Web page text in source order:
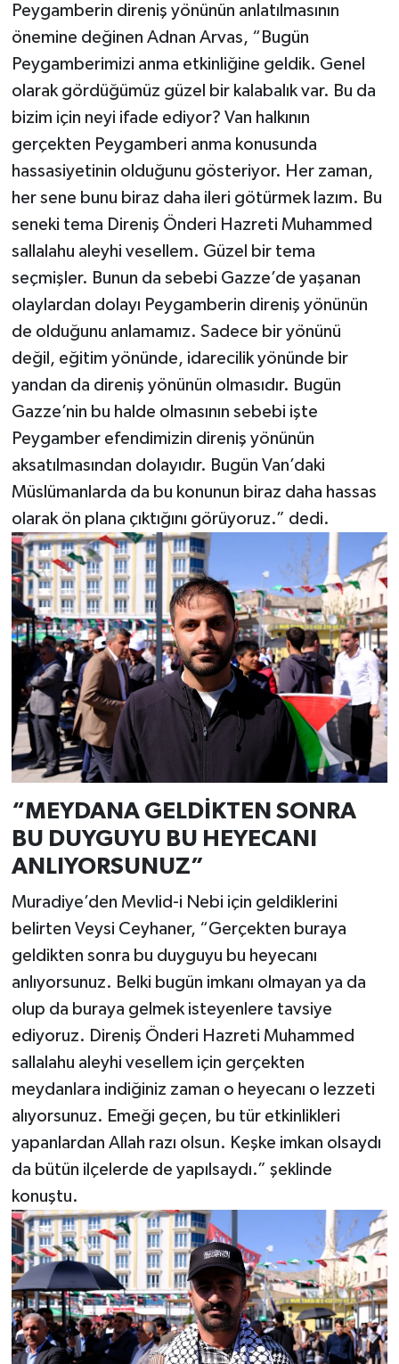
Peygamberin direniş yönünün anlatılmasının
önemine değinen Adnan Arvas, “Bugün
Peygamberimizi anma etkinliğine geldik. Genel
olarak gördüğümüz güzel bir kalabalık var. Bu da
bizim için neyi ifade ediyor? Van halkının
gerçekten Peygamberi anma konusunda
hassasiyetinin olduğunu gösteriyor. Her zaman,
her sene bunu biraz daha ileri götürmek lazım. Bu
seneki tema Direniş Önderi Hazreti Muhammed
sallalahu aleyhi vesellem. Güzel bir tema
seçmişler. Bunun da sebebi Gazze’de yaşanan
olaylardan dolayı Peygamberin direniş yönünün
de olduğunu anlamamız. Sadece bir yönünü
değil, eğitim yönünde, idarecilik yönünde bir
yandan da direniş yönünün olmasıdır. Bugün
Gazze’nin bu halde olmasının sebebi işte
Peygamber efendimizin direniş yönünün
aksatılmasından dolayıdır. Bugün Van’daki
Müslümanlarda da bu konunun biraz daha hassas
olarak ön plana çıktığını görüyoruz.” dedi.
“MEYDANA GELDİKTEN SONRA
BU DUYGUYU BU HEYECANI
ANLIYORSUNUZ”
Muradiye’den Mevlid-i Nebi için geldiklerini
belirten Veysi Ceyhaner, “Gerçekten buraya
geldikten sonra bu duyguyu bu heyecanı
anlıyorsunuz. Belki bugün imkanı olmayan ya da
olup da buraya gelmek isteyenlere tavsiye
ediyoruz. Direniş Önderi Hazreti Muhammed
sallalahu aleyhi vesellem için gerçekten
meydanlara indiğiniz zaman o heyecanı o lezzeti
alıyorsunuz. Emeği geçen, bu tür etkinlikleri
yapanlardan Allah razı olsun. Keşke imkan olsaydı
da bütün ilçelerde de yapılsaydı.” şeklinde
konuştu.